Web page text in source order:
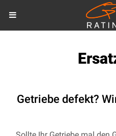
Getriebe defekt?